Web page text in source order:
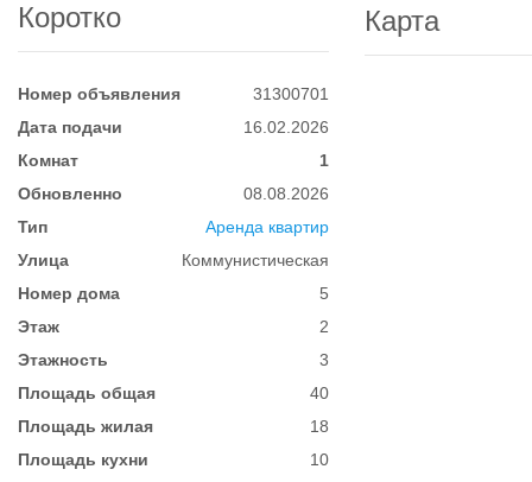
Коротко
Номер объявления
31300701
Дата подачи
16.02.2026
Комнат
1
Обновленно
08.08.2026
Тип
Аренда квартир
Улица
Коммунистическая
Номер дома
5
Этаж
2
Этажность
3
Площадь общая
40
Площадь жилая
18
Площадь кухни
10
Карта